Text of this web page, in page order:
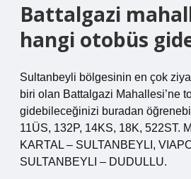
Battalgazi
hangi otobüs
Sultanbeyli bölgesinin en çok
biri olan Battalgazi Mahallesi’ne
gidebileceğinizi buradan
11ÜS, 132P, 14KS, 18K, 522ST.
KARTAL – SULTANBEYLI,
SULTANBEYLI – DUDULLU.